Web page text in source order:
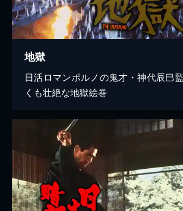
地獄
日活ロマンポルノの鬼才・神代辰巳
くも壮絶な地獄絵巻